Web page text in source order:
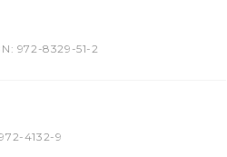
972-8329-51-2
4132-9